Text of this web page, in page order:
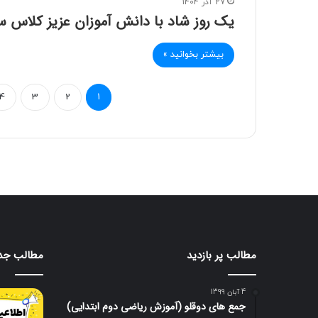
یک روز شاد با دانش آموزان عزیز کلاس
بیشتر بخوانید »
1
2
3
مطالب پر بازدید
4 آبان 1399
جمع های دوقلو (آموزش ریاضی دوم ابتدایی)
مطالب